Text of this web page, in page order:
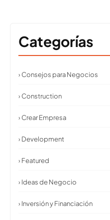
Categorías
› Consejos para Negocios
› Construction
› Crear Empresa
› Development
› Featured
› Ideas de Negocio
› Inversión y Financiación